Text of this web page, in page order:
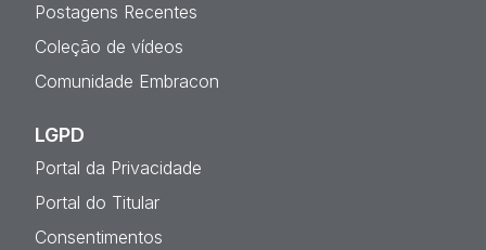
Postagens Recentes
Coleção de vídeos
Comunidade Embracon
LGPD
Portal da Privacidade
Portal do Titular
Consentimentos